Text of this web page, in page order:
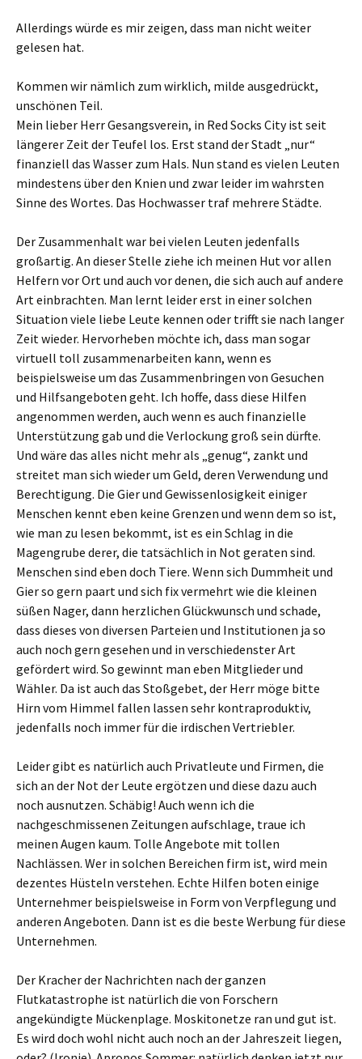
Allerdings würde es mir zeigen, dass man nicht weiter
gelesen hat.
Kommen wir nämlich zum wirklich, milde ausgedrückt,
unschönen Teil.
Mein lieber Herr Gesangsverein, in Red Socks City ist seit
längerer Zeit der Teufel los. Erst stand der Stadt „nur“
finanziell das Wasser zum Hals. Nun stand es vielen Leuten
mindestens über den Knien und zwar leider im wahrsten
Sinne des Wortes. Das Hochwasser traf mehrere Städte.
Der Zusammenhalt war bei vielen Leuten jedenfalls
großartig. An dieser Stelle ziehe ich meinen Hut vor allen
Helfern vor Ort und auch vor denen, die sich auch auf andere
Art einbrachten. Man lernt leider erst in einer solchen
Situation viele liebe Leute kennen oder trifft sie nach langer
Zeit wieder. Hervorheben möchte ich, dass man sogar
virtuell toll zusammenarbeiten kann, wenn es
beispielsweise um das Zusammenbringen von Gesuchen
und Hilfsangeboten geht. Ich hoffe, dass diese Hilfen
angenommen werden, auch wenn es auch finanzielle
Unterstützung gab und die Verlockung groß sein dürfte.
Und wäre das alles nicht mehr als „genug“, zankt und
streitet man sich wieder um Geld, deren Verwendung und
Berechtigung. Die Gier und Gewissenlosigkeit einiger
Menschen kennt eben keine Grenzen und wenn dem so ist,
wie man zu lesen bekommt, ist es ein Schlag in die
Magengrube derer, die tatsächlich in Not geraten sind.
Menschen sind eben doch Tiere. Wenn sich Dummheit und
Gier so gern paart und sich fix vermehrt wie die kleinen
süßen Nager, dann herzlichen Glückwunsch und schade,
dass dieses von diversen Parteien und Institutionen ja so
auch noch gern gesehen und in verschiedenster Art
gefördert wird. So gewinnt man eben Mitglieder und
Wähler. Da ist auch das Stoßgebet, der Herr möge bitte
Hirn vom Himmel fallen lassen sehr kontraproduktiv,
jedenfalls noch immer für die irdischen Vertriebler.
Leider gibt es natürlich auch Privatleute und Firmen, die
sich an der Not der Leute ergötzen und diese dazu auch
noch ausnutzen. Schäbig! Auch wenn ich die
nachgeschmissenen Zeitungen aufschlage, traue ich
meinen Augen kaum. Tolle Angebote mit tollen
Nachlässen. Wer in solchen Bereichen firm ist, wird mein
dezentes Hüsteln verstehen. Echte Hilfen boten einige
Unternehmer beispielsweise in Form von Verpflegung und
anderen Angeboten. Dann ist es die beste Werbung für diese
Unternehmen.
Der Kracher der Nachrichten nach der ganzen
Flutkatastrophe ist natürlich die von Forschern
angekündigte Mückenplage. Moskitonetze ran und gut ist.
Es wird doch wohl nicht auch noch an der Jahreszeit liegen,